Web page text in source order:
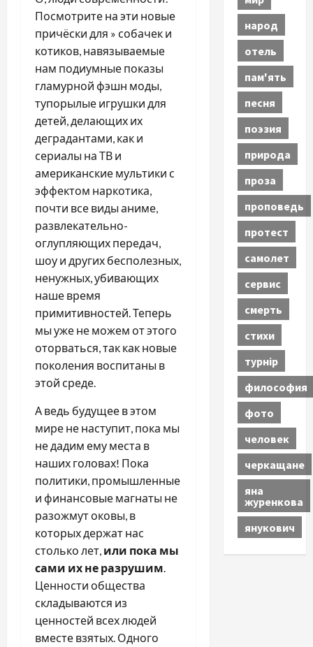
Посмотрите на эти новые
причёски для » собачек и
котиков, навязываемые
нам подиумные показы
гламурной фэшн моды,
тупорылые игрушки для
детей, делающих их
деградантами, как и
сериалы на ТВ и
американские мультики с
эффектом наркотика,
почти все виды аниме,
развлекательно-
оглупляющих передач,
шоу и других бесполезных,
ненужных, убивающих
наше время
примитивностей. Теперь
мы уже не можем от этого
оторваться, так как новые
поколения воспитаны в
этой среде.
А ведь будущее в этом
мире не наступит, пока мы
не дадим ему места в
наших головах! Пока
политики, промышленные
и финансовые магнаты не
разожмут оковы, в
которых держат нас
столько лет, или пока мы
сами их не разрушим
Ценности общества
складываются из
ценностей всех людей
вместе взятых. Одного
народ
отель
пам'ять
песня
поэзия
природа
проза
проповедь
протест
самолет
сервис
смерть
стихи
турнір
философия
фото
человек
черкащане
яна
журенкова
янукович